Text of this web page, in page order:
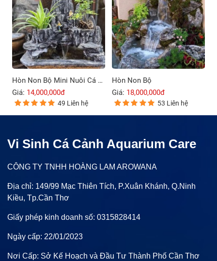
Hòn Non Bộ Mini Nuôi Cá Ngoài Trời
Giá: 14,000,000đ
49 Liên hệ
Hòn Non Bộ
Giá: 18,000,000đ
53 Liên hệ
Vi Sinh Cá Cảnh Aquarium Care
CÔNG TY TNHH HOÀNG LAM AROWANA
Địa chỉ: 149/99 Mạc Thiên Tích, P.Xuân Khánh, Q.Ninh
Kiều, Tp.Cần Thơ
Giấy phép kinh doanh số: 0315828414
Ngày cấp: 22/01/2023
Nơi Cấp: Sở Kế Hoạch và Đầu Tư Thành Phố Cần Thơ